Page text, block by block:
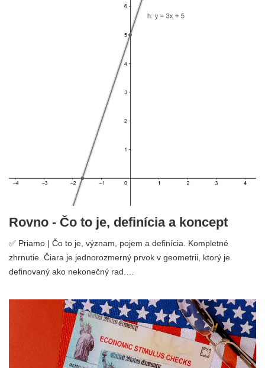
Rovno - Čo to je, definícia a koncept
✅ Priamo | Čo to je, význam, pojem a definícia. Kompletné
zhrnutie. Čiara je jednorozmerný prvok v geometrii, ktorý je
definovaný ako nekonečný rad.…